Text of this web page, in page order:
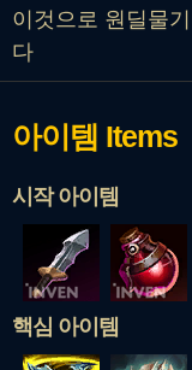
이것으로 원딜물
다
아이템 Items
시작 아이템
핵심 아이템